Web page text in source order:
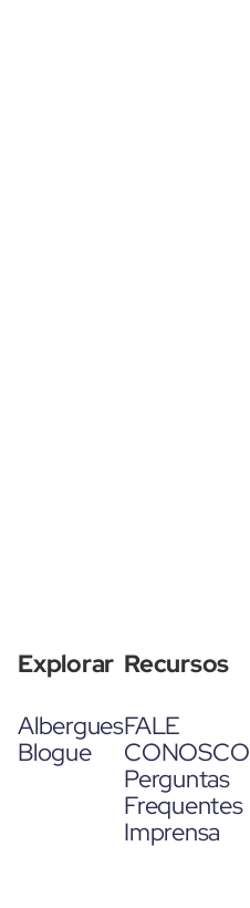
Explorar
Albergues
Blogue
Recursos
FALE
CONOSCO
Perguntas
Frequentes
Imprensa